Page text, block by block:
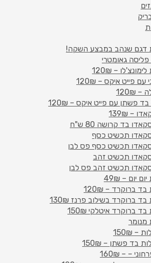
דגם שנהב במבצע השקה!
גאומטרי
– 120₪
פייט איקס – 120₪
פשתן עם פייט איקס – 120₪
– 139₪
בד קרושה 80 ש"ח
תכשיט כסף
תכשיט כסף פס לבן
תכשיט זהב
תכשיט זהב פס לבן
יום – 49₪
ברוקרד – 120₪
ברוקרד בשילוב פרנז 130₪
ברוקרד איטלקי 150₪
מנומר
150₪
בד פשתן – 150₪
– – 160₪